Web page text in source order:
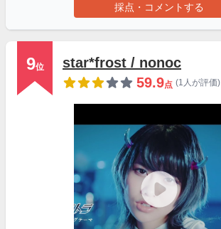
採点・コメントする
9位
star*frost / nonoc
59.9点 (1人が評価)